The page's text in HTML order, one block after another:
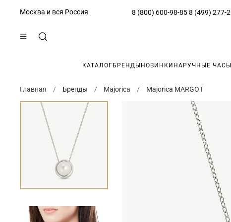
Москва и вся Россия 8 (800) 600-98-85 8 (499) 277-
КАТАЛОГ БРЕНДЫ НОВИНКИ НАРУЧНЫЕ ЧАСЫ
Главная Бренды Majorica Majorica MARGOT